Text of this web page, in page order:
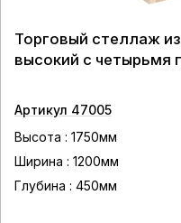
Торговый стеллаж
высокий с четырьмя
Артикул 47005
Высота : 1750мм
Ширина : 1200мм
Глубина : 450мм